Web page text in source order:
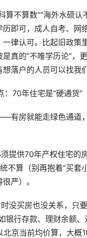
算不算数”“海外水硕认
历即可，成人自考、网
一律认可。比起旧政策
真的“不唯学历论”，
落户的人员可以找我
：70年住宅是“硬通货”
有房就能走绿色通道
提供70年产权住宅的
不算（别再抱着“买套
严）。
没买房也没关系，只
行存款、理财余额、
北京当前均价算，大概